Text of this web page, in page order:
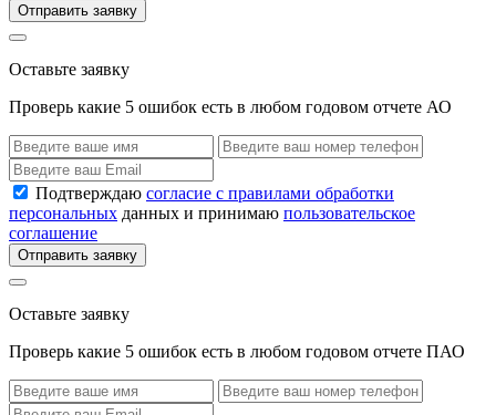
Отправить заявку
Оставьте заявку
Проверь какие 5 ошибок есть в любом годовом отчете АО
Подтверждаю согласие с правилами обработки
персональных данных и принимаю пользовательское
соглашение
Отправить заявку
Оставьте заявку
Проверь какие 5 ошибок есть в любом годовом отчете ПАО